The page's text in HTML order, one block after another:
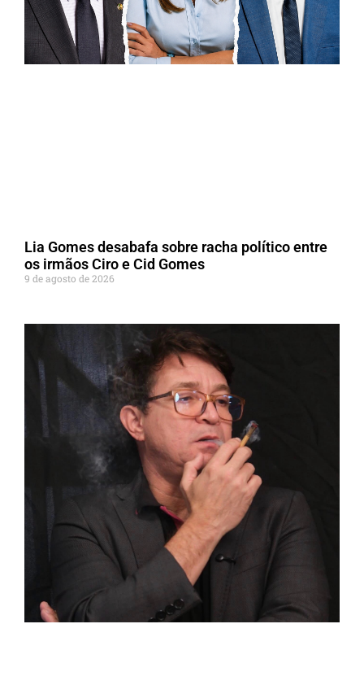
Lia Gomes desabafa sobre racha político entre
os irmãos Ciro e Cid Gomes
9 de agosto de 2026